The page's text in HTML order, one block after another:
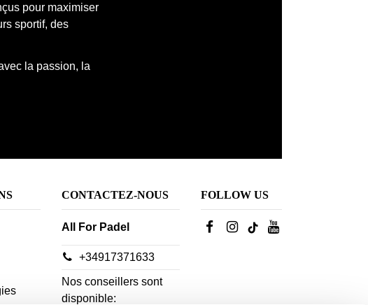
pour maximiser
sportif, des
la passion, la
CONTACTEZ-NOUS
All For Padel
+34917371633
Nos conseillers sont
disponible:
FOLLOW US